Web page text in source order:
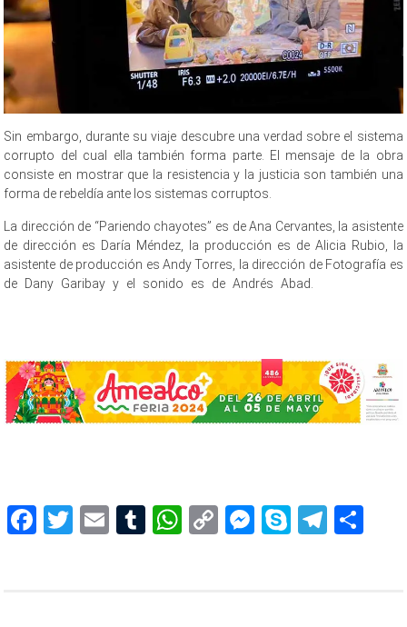
Sin embargo, durante su viaje descubre una verdad sobre el sistema
corrupto del cual ella también forma parte. El mensaje de la obra
consiste en mostrar que la resistencia y la justicia son también una
forma de rebeldía ante los sistemas corruptos.
La dirección de “Pariendo chayotes” es de Ana Cervantes, la asistente
de dirección es Daría Méndez, la producción es de Alicia Rubio, la
asistente de producción es Andy Torres, la dirección de Fotografía es
de Dany Garibay y el sonido es de Andrés Abad.
Facebook
Twitter
EmailTumblr
WhatsApp
CopyMessenger
Skype